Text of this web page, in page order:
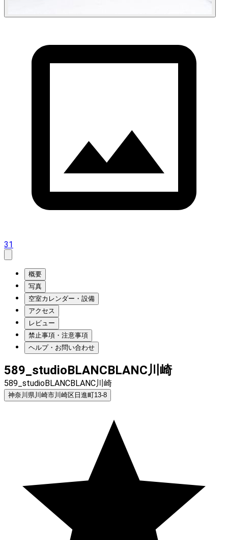
31
概要
写真
空室カレンダー・設備
アクセス
レビュー
禁止事項・注意事項
ヘルプ・お問い合わせ
589_studioBLANCBLANC川崎
589_studioBLANCBLANC川崎
神奈川県川崎市川崎区日進町13-8